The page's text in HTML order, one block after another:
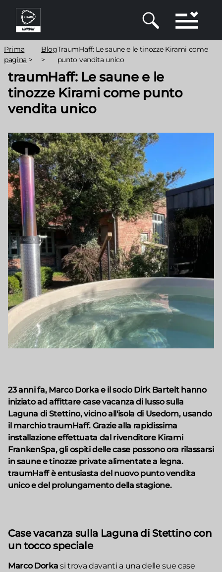
Salta
contenuto
principale
Briciole
di
pane
Prima
pagina >
Blog
>
TraumHaff: Le saune e le tinozze Kirami come
punto vendita unico
traumHaff: Le saune e le
tinozze Kirami come punto
vendita unico
23 anni fa, Marco Dorka e il socio Dirk Bartelt hanno
iniziato ad affittare case vacanza di lusso sulla
Laguna di Stettino, vicino all'isola di Usedom, usando
il marchio traumHaff. Grazie alla rapidissima
installazione effettuata dal rivenditore Kirami
FrankenSpa, gli ospiti delle case possono ora rilassarsi
in saune e tinozze private alimentate a legna.
traumHaff è entusiasta del nuovo punto vendita
unico e del prolungamento della stagione.
Case vacanza sulla Laguna di Stettino con
un tocco speciale
Marco Dorka si trova davanti a una delle sue case